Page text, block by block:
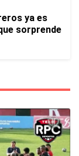
ya es
sorprende